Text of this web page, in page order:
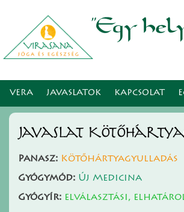
VERA JAVASLATOK KAPCSOLAT
Javaslat
Panasz: Kötőhártyagyulladás
Gyógymód: Új Medicina
Gyógyír: elválasztási,